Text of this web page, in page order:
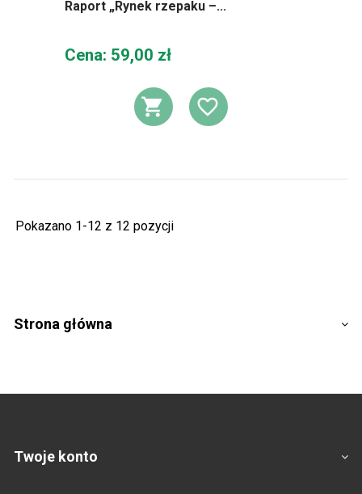
Raport „Rynek rzepaku –...
Cena
Cena: 59,00 zł
DODAJ DO
DODAJ DO
Pokazano 1-12 z 12 pozycji
Strona główna
Twoje konto